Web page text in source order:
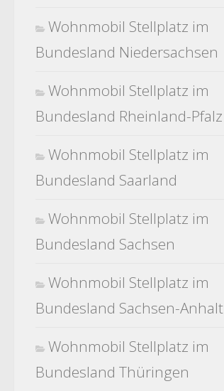
Wohnmobil Stellplatz im
Bundesland Niedersachsen
Wohnmobil Stellplatz im
Bundesland Rheinland-Pfalz
Wohnmobil Stellplatz im
Bundesland Saarland
Wohnmobil Stellplatz im
Bundesland Sachsen
Wohnmobil Stellplatz im
Bundesland Sachsen-Anhalt
Wohnmobil Stellplatz im
Bundesland Thüringen